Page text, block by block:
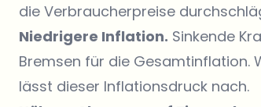
die Verbraucherpreise
Niedrigere Inflation. Sinkende
Bremsen für die Gesamtinflation.
lässt dieser Inflationsdruck nach.